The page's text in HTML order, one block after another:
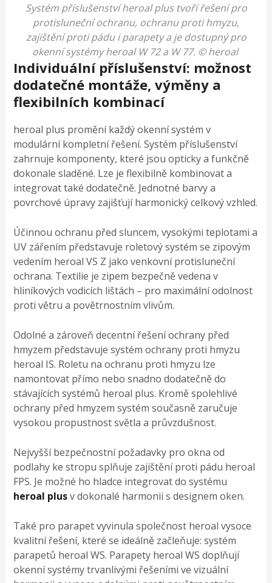
Systém příslušenství heroal plus tvoří řešení pro
protisluneční ochranu, ochranu proti hmyzu,
zajištění proti pádu i parapety a je dostupný pro
okenní systémy heroal W 72 a W 77. © heroal
Individuální příslušenství: možnost
dodatečné montáže, výměny a
flexibilních kombinací
heroal plus promění každý okenní systém v
modulární kompletní řešení. Systém příslušenství
zahrnuje komponenty, které jsou opticky a funkčně
dokonale sladěné. Lze je flexibilně kombinovat a
integrovat také dodatečně. Jednotné barvy a
povrchové úpravy zajišťují harmonický celkový vzhled.
Účinnou ochranu před sluncem, vysokými teplotami a
UV zářením představuje roletový systém se zipovým
vedením heroal VS Z jako venkovní protisluneční
ochrana. Textilie je zipem bezpečně vedena v
hliníkových vodicích lištách – pro maximální odolnost
proti větru a povětrnostním vlivům.
Odolné a zároveň decentní řešení ochrany před
hmyzem představuje systém ochrany proti hmyzu
heroal IS. Roletu na ochranu proti hmyzu lze
namontovat přímo nebo snadno dodatečně do
stávajících systémů heroal plus. Kromě spolehlivé
ochrany před hmyzem systém současně zaručuje
vysokou propustnost světla a průvzdušnost.
Nejvyšší bezpečnostní požadavky pro okna od
podlahy ke stropu splňuje zajištění proti pádu heroal
FPS. Je možné ho hladce integrovat do systému
heroal plusv dokonalé harmonii s designem oken.
Také pro parapet vyvinula společnost heroal vysoce
kvalitní řešení, které se ideálně začleňuje: systém
parapetů heroal WS. Parapety heroal WS doplňují
okenní systémy trvanlivými řešeními ve vizuální